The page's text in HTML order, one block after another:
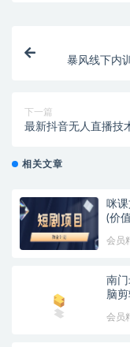
暴风线下内
下一篇
最新抖音无人直播技
相关文章
咪课
(价
会员
南
脑
会员